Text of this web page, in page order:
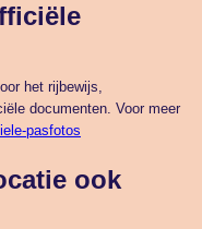
het rijbewijs,
documenten. Voor meer
pasfotos
ook